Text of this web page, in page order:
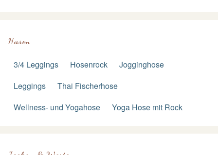
Hosen
3/4 Leggings Hosenrock
Jogginghose
Leggings
Thai Fischerhose
Wellness- und Yogahose
Yoga Hose mit Rock